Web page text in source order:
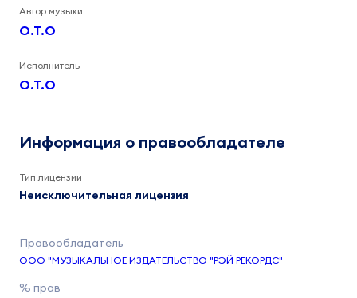
Автор музыки
O.T.O
Исполнитель
O.T.O
Информация о правообладателе
Тип лицензии
Неисключительная лицензия
ООО "МУЗЫКАЛЬНОЕ ИЗДАТЕЛЬСТВО "РЭЙ РЕКОРДС"